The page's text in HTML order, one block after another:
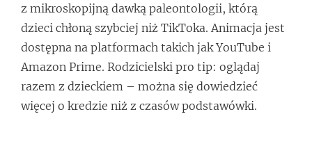
z mikroskopijną dawką paleontologii, którą
dzieci chłoną szybciej niż TikToka. Animacja jest
dostępna na platformach takich jak YouTube i
Amazon Prime. Rodzicielski pro tip: oglądaj
razem z dzieckiem – można się dowiedzieć
więcej o kredzie niż z czasów podstawówki.